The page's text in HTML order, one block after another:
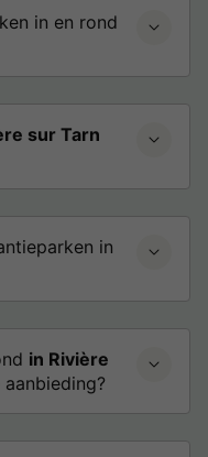
in en rond
sur Tarn
in
in Rivière